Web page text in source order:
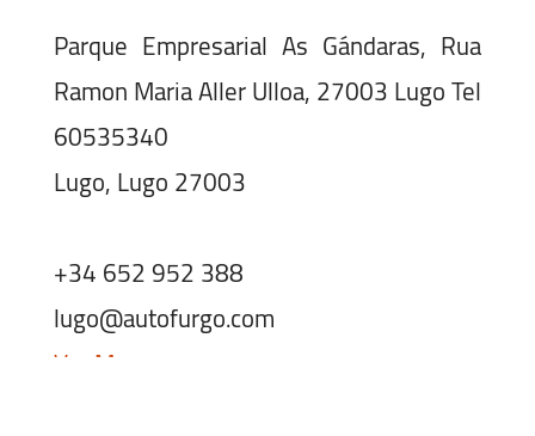
Parque Empresarial As Gándaras, Rua
Ramon Maria Aller Ulloa, 27003 Lugo Tel
60535340
Lugo, Lugo 27003
+34 652 952 388
lugo@autofurgo.com
Ver Mapa